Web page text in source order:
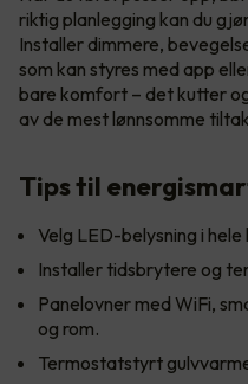
riktig planlegging kan du
Installer dimmere,
som kan styres med app
bare komfort – det kutter
av de mest lønnsomme
Tips til
Velg LED-belysning i hele
Installer tidsbrytere og
Panelovner med WiFi,
og rom.
Termostatstyrt